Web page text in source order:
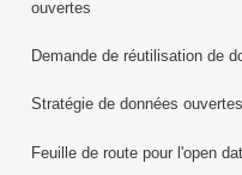
ouvertes
Demande de réutilisation de
Stratégie de données ouvertes
Feuille de route pour l'open